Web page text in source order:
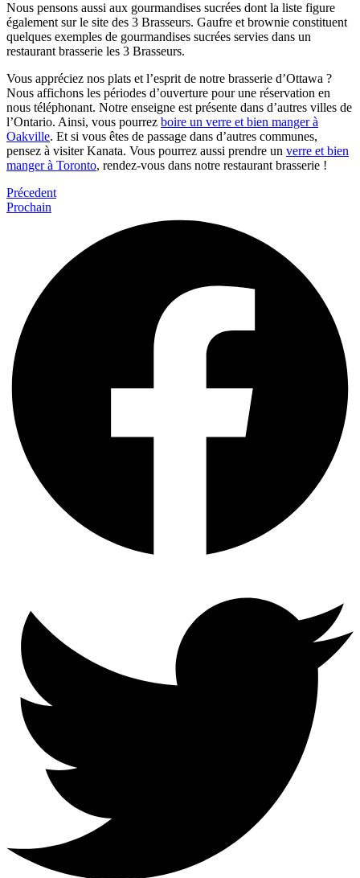
Nous pensons aussi aux gourmandises sucrées dont la liste figure
également sur le site des 3 Brasseurs. Gaufre et brownie constituent
quelques exemples de gourmandises sucrées servies dans un
restaurant brasserie les 3 Brasseurs.
Vous appréciez nos plats et l’esprit de notre brasserie d’Ottawa ?
Nous affichons les périodes d’ouverture pour une réservation en
nous téléphonant. Notre enseigne est présente dans d’autres villes de
l’Ontario. Ainsi, vous pourrez boire un verre et bien manger à
Oakville. Et si vous êtes de passage dans d’autres communes,
pensez à visiter Kanata. Vous pourrez aussi prendre un verre et bien
manger à Toronto, rendez-vous dans notre restaurant brasserie !
Précedent
Prochain